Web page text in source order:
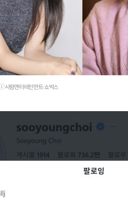
람엔터테인먼트·쇼박스